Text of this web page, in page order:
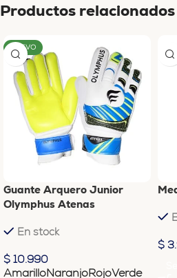
Productos relacionados
NUEVO
Guante Arquero Junior
Olymphus Atenas
En stock
$ 10.990
AmarilloNaranjoRojoVerde
$